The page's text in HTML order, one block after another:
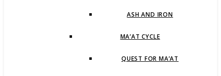
ASH AND IRON
MA’AT CYCLE
QUEST FOR MA’AT